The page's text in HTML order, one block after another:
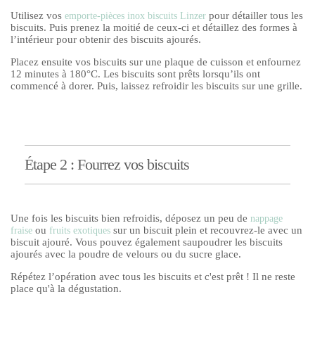
Utilisez vos emporte-pièces inox biscuits Linzer pour détailler tous les
biscuits. Puis prenez la moitié de ceux-ci et détaillez des formes à
l’intérieur pour obtenir des biscuits ajourés.
Placez ensuite vos biscuits sur une plaque de cuisson et enfournez
12 minutes à 180°C. Les biscuits sont prêts lorsqu’ils ont
commencé à dorer. Puis, laissez refroidir les biscuits sur une grille.
Étape 2 : Fourrez vos biscuits
Une fois les biscuits bien refroidis, déposez un peu de nappage
fraise ou fruits exotiques sur un biscuit plein et recouvrez-le avec un
biscuit ajouré. Vous pouvez également saupoudrer les biscuits
ajourés avec la poudre de velours ou du sucre glace.
Répétez l’opération avec tous les biscuits et c'est prêt ! Il ne reste
place qu'à la dégustation.